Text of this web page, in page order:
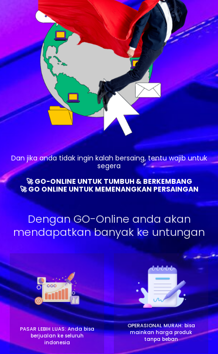
Dan jika anda tidak ingin kalah bersaing, tentu wajib untuk
segera
🚀 GO-ONLINE UNTUK TUMBUH & BERKEMBANG
🚀 GO ONLINE UNTUK MEMENANGKAN PERSAINGAN
Dengan GO-Online anda akan
mendapatkan banyak ke untungan
PASAR LEBIH LUAS: Anda bisa
berjualan ke seluruh
indonesia
OPERASIONAL MURAH: bisa
mainkan harga produk
tanpa beban